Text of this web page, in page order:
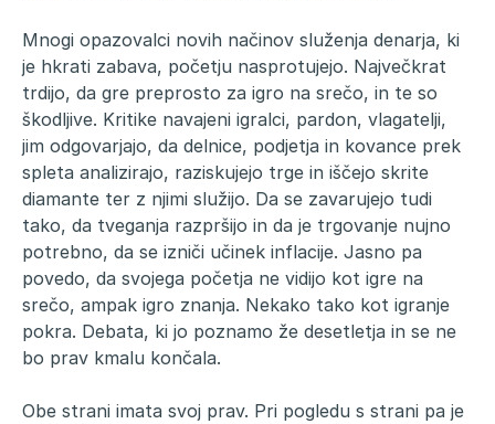
Mnogi opazovalci novih načinov služenja denarja, ki
je hkrati zabava, početju nasprotujejo. Največkrat
trdijo, da gre preprosto za igro na srečo, in te so
škodljive. Kritike navajeni igralci, pardon, vlagatelji,
jim odgovarjajo, da delnice, podjetja in kovance prek
spleta analizirajo, raziskujejo trge in iščejo skrite
diamante ter z njimi služijo. Da se zavarujejo tudi
tako, da tveganja razpršijo in da je trgovanje nujno
potrebno, da se izniči učinek inflacije. Jasno pa
povedo, da svojega početja ne vidijo kot igre na
srečo, ampak igro znanja. Nekako tako kot igranje
pokra. Debata, ki jo poznamo že desetletja in se ne
bo prav kmalu končala.
Obe strani imata svoj prav. Pri pogledu s strani pa je